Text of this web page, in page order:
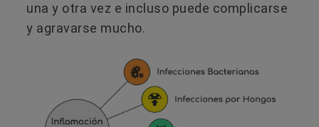
una y otra vez e incluso puede complicarse
y agravarse mucho.